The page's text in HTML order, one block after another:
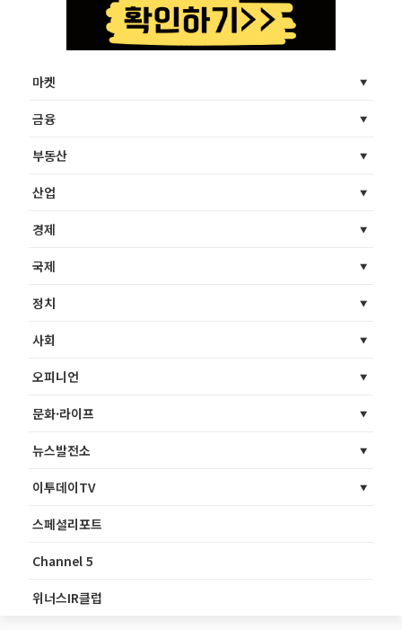
마켓
금융
부동산
산업
경제
국제
정치
사회
오피니언
문화·라이프
뉴스발전소
이투데이TV
스페셜리포트
Channel 5
위너스IR클럽